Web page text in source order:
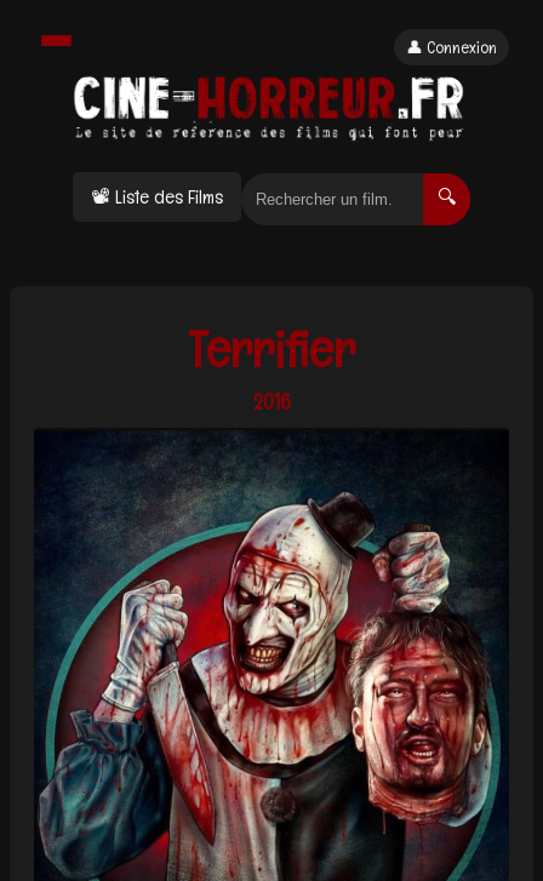
📽 Liste des Films 🔍
👤 Connexion
Terrifier
2016